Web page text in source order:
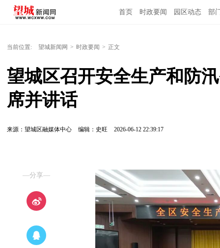
首页 时政要闻 园区动态 部
当前位置: 望城新闻网 > 时政要闻 > 正文
望城区召开安全生产和防
席并讲话
来源：望城区融媒体中心 编辑：史旺 2026-06-12 22:39:17
—分享—